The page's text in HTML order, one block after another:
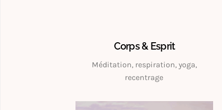
Corps & Esprit
Méditation, respiration, yoga,
recentrage